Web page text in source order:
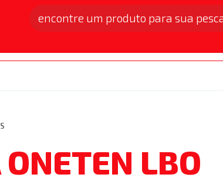
Acessórios Anzol e Garatéia
ONETEN LBO